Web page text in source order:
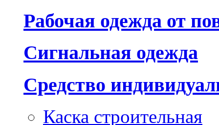
Рабочая одежда от
Сигнальная одежда
Средство
Каска строительная